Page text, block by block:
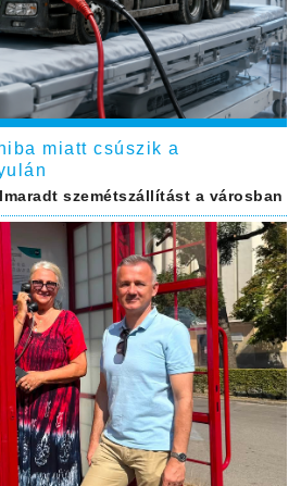
miatt csúszik a
szemétszállítást a városban